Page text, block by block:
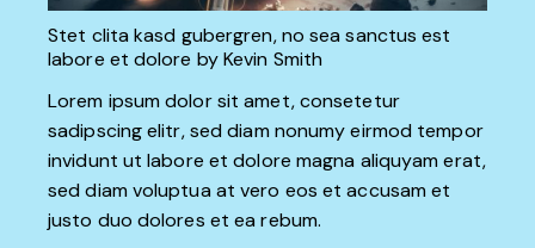
Stet clita kasd gubergren, no sea sanctus est
labore et dolore byKevin Smith
Lorem ipsum dolor sit amet, consetetur
sadipscing elitr, sed diam nonumy eirmod tempor
invidunt ut labore et dolore magna aliquyam erat,
sed diam voluptua at vero eos et accusam et
justo duo dolores et ea rebum.